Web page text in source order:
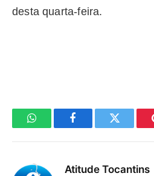
desta quarta-feira.
WhatsAppFacebookTwitter
Atitude Tocantins